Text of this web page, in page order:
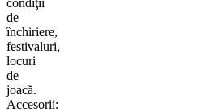
de
închiriere,
festivaluri,
locuri
de
joacă.
Accesorii: